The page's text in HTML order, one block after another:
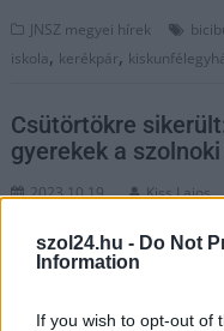
szol24.hu - Do Not
Information
If you wish to opt-out of
JNSZ megyei hírek
iskola, kerékpár,
Csütörtökre
gyerekek a
2023.10.19. Kiss Lajos